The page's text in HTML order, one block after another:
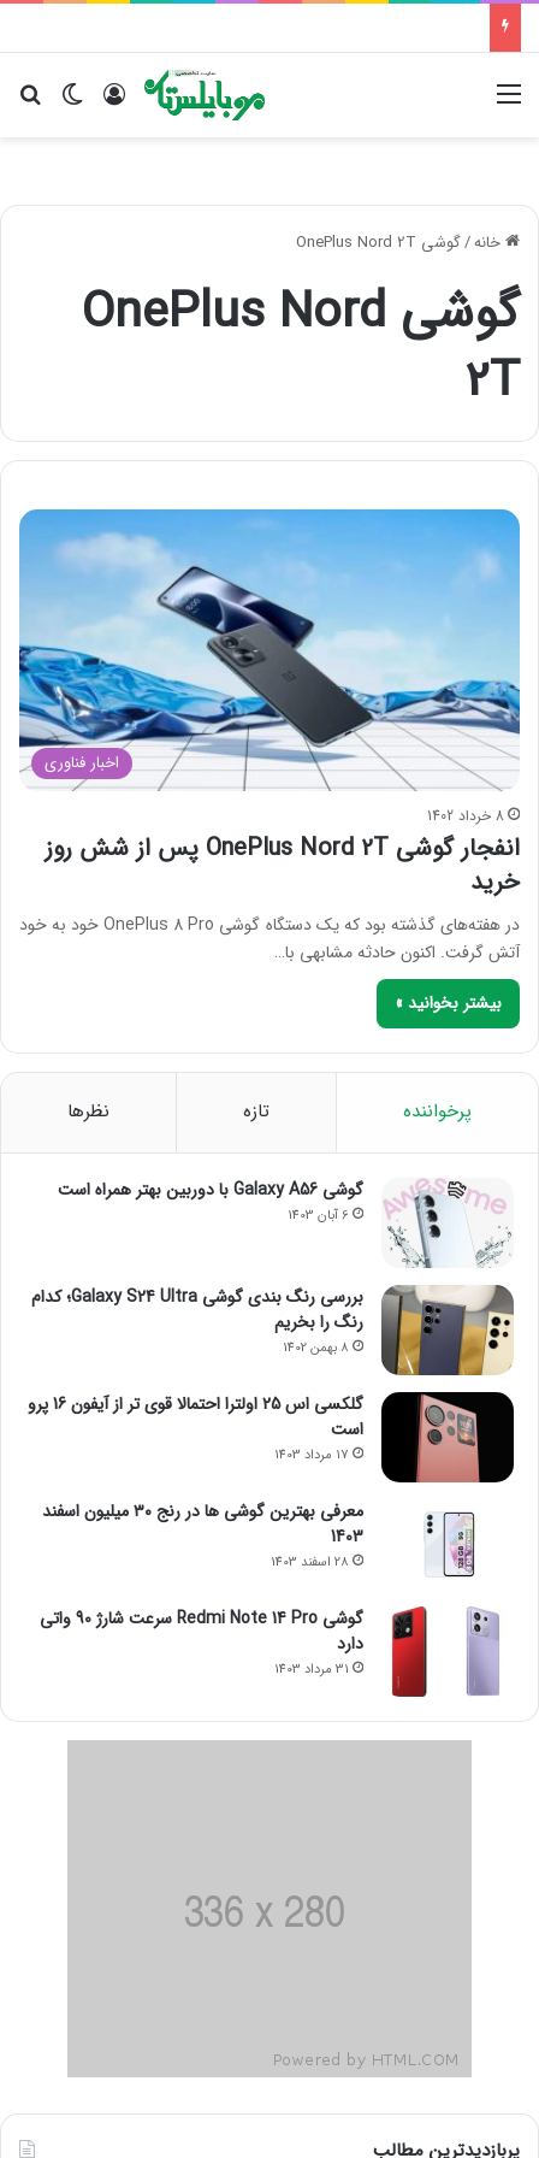
تغییر ورود
خانه/گوشی OnePlus Nord 2T
گوشی OnePlus Nord
2T
اخبار فناوری
8 خرداد 1402
انفجار گوشی OnePlus Nord 2T پس از شش روز
خرید
در هفته‌های گذشته بود که یک دستگاه گوشی OnePlus 8 Pro خود به خود
آتش گرفت. اکنون حادثه مشابهی با…
بیشتر بخوانید »
پرخواننده تازه نظرها
گوشی Galaxy A56 با دوربین بهتر همراه است
6 آبان 1403
بررسی رنگ بندی گوشی Galaxy S24 Ultra؛ کدام
رنگ را بخریم
8 بهمن 1402
گلکسی اس 25 اولترا احتمالا قوی تر از آیفون 16 پرو
است
17 مرداد 1403
معرفی بهترین گوشی ها در رنج ۳۰ میلیون اسفند
1403
28 اسفند 1403
گوشی Redmi Note 14 Pro سرعت شارژ 90 واتی
دارد
31 مرداد 1403
پربازدیدترین مطالب